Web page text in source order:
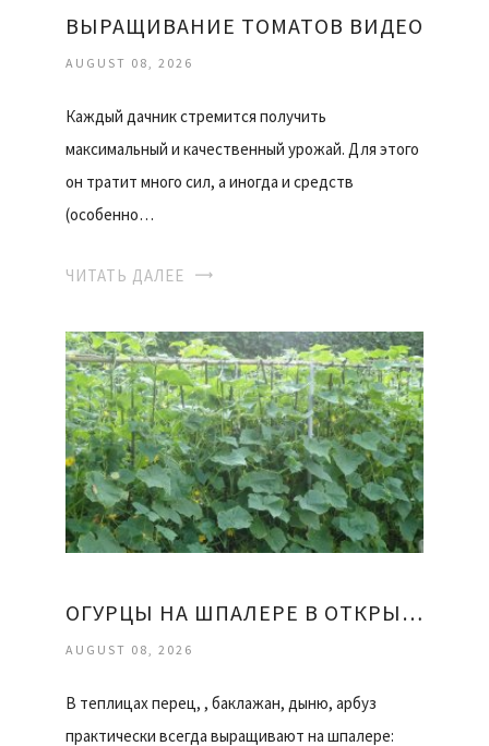
ВЫРАЩИВАНИЕ ТОМАТОВ ВИДЕО
AUGUST 08, 2026
Каждый дачник стремится получить
максимальный и качественный урожай. Для этого
он тратит много сил, а иногда и средств
(особенно…
ЧИТАТЬ ДАЛЕЕ
ОГУРЦЫ НА ШПАЛЕРЕ В ОТКРЫТОМ ГРУНТЕ
AUGUST 08, 2026
В теплицах перец, , баклажан, дыню, арбуз
практически всегда выращивают на шпалере: